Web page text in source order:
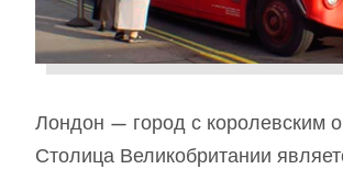
Лондон — город с королевским
Столица Великобритании